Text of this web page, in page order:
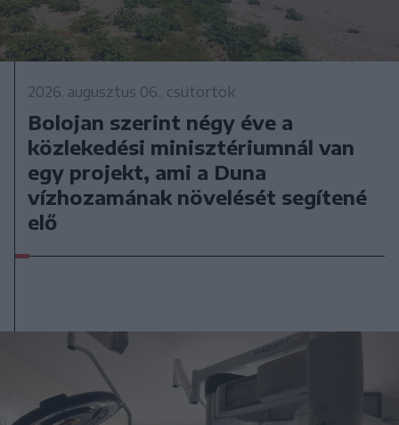
2026. augusztus 06., csütörtök
Bolojan szerint négy éve a
közlekedési minisztériumnál van
egy projekt, ami a Duna
vízhozamának növelését segítené
elő